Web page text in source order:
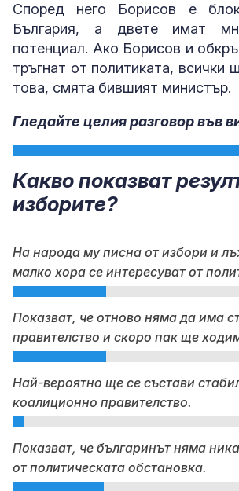
Според него Борисов е
България, а двете имат
потенциал. Ако Борисов и
тръгнат от политиката, всички
това, смята бившият министър.
Гледайте целия разговор във
Какво показват
изборите?
На народа му писна от избори и
малко хора се интересуват от
Показват, че отново няма да има
правителство и скоро пак ще
Най-вероятно ще се състави
коалиционно правителство.
Показват, че българинът няма
от политическата обстановка.